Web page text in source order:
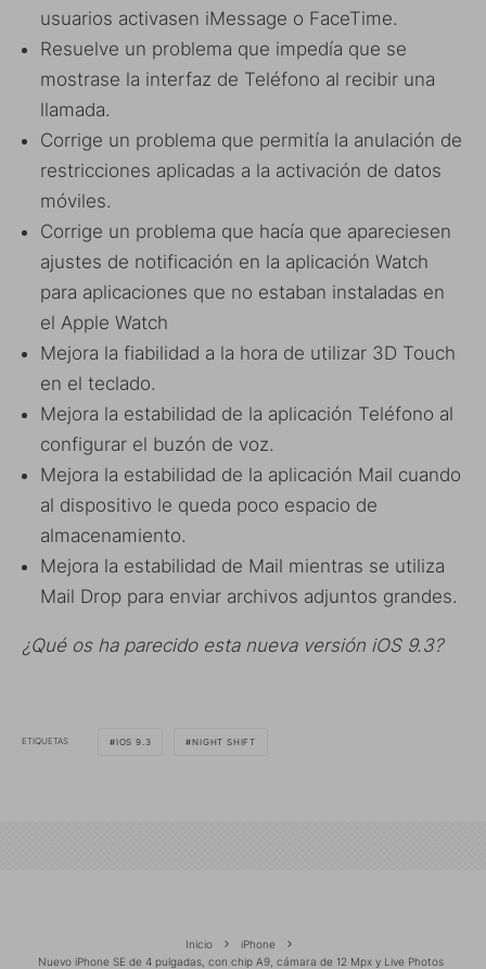
usuarios activasen iMessage o FaceTime.
Resuelve un problema que impedía que se
mostrase la interfaz de Teléfono al recibir una
llamada.
Corrige un problema que permitía la anulación de
restricciones aplicadas a la activación de datos
móviles.
Corrige un problema que hacía que apareciesen
ajustes de notificación en la aplicación Watch
para aplicaciones que no estaban instaladas en
el Apple Watch
Mejora la fiabilidad a la hora de utilizar 3D Touch
en el teclado.
Mejora la estabilidad de la aplicación Teléfono al
configurar el buzón de voz.
Mejora la estabilidad de la aplicación Mail cuando
al dispositivo le queda poco espacio de
almacenamiento.
Mejora la estabilidad de Mail mientras se utiliza
Mail Drop para enviar archivos adjuntos grandes.
¿Qué os ha parecido esta nueva versión iOS 9.3?
ETIQUETAS IOS 9.3 NIGHT SHIFT
Inicio
iPhone
Nuevo iPhone SE de 4 pulgadas, con chip A9, cámara de 12 Mpx y Live Photos